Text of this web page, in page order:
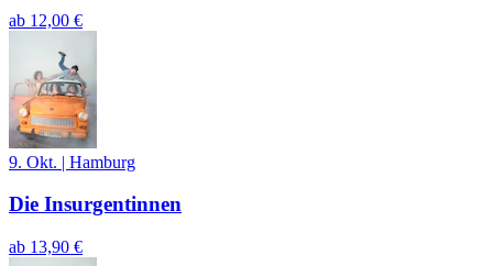
ab 12,00 €
9. Okt. | Hamburg
Die Insurgentinnen
ab 13,90 €